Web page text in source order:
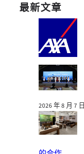
最新文章
2026 年 8 月 7 日